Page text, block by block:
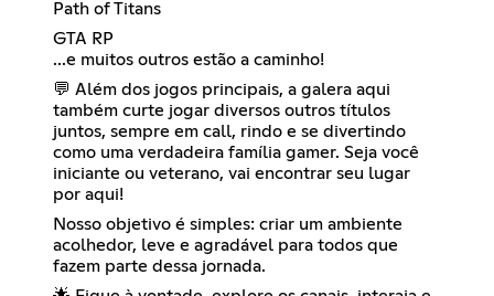
Path of Titans
GTA RP
...e muitos outros estão a caminho!
💬 Além dos jogos principais, a galera aqui
também curte jogar diversos outros títulos
juntos, sempre em call, rindo e se divertindo
como uma verdadeira família gamer. Seja você
iniciante ou veterano, vai encontrar seu lugar
por aqui!
Nosso objetivo é simples: criar um ambiente
acolhedor, leve e agradável para todos que
fazem parte dessa jornada.